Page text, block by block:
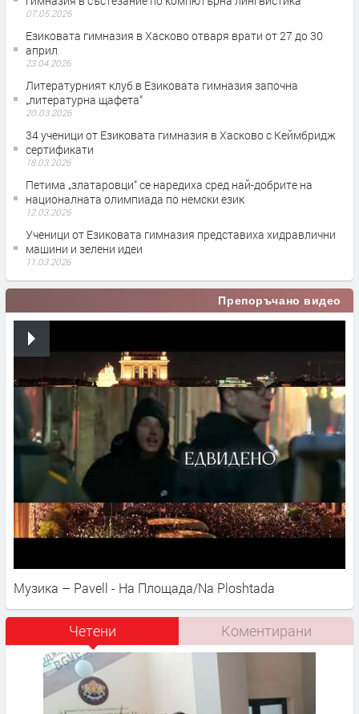
07.05.2026
Езиковата гимназия в Хасково отваря врати от 27 до 30
април
23.04.2026
Литературният клуб в Езиковата гимназия започна
„литературна щафета“
20.03.2026
34 ученици от Езиковата гимназия в Хасково с Кеймбридж
сертификати
18.03.2026
Петима „златаровци“ се наредиха сред най-добрите на
националната олимпиада по немски език
12.03.2026
Ученици от Езиковата гимназия представиха хидравлични
машини и зелени идеи
11.03.2026
Препоръчано видео
Музика – Pavell - На Площада/Na Ploshtada
Четени Коментирани